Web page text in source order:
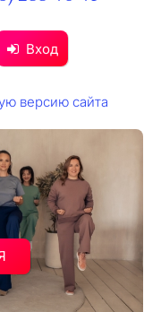
Вход
версию сайта